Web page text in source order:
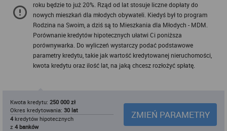
roku będzie to już 20%. Rząd od lat stosuje liczne dopłaty do
nowych mieszkań dla młodych obywateli. Kiedyś był to program
Rodzina na Swoim, a dziś są to Mieszkania dla Młodych - MDM.
Porównanie kredytów hipotecznych ułatwi Ci poniższa
porównywarka. Do wyliczeń wystarczy podać podstawowe
parametry kredytu, takie jak wartość kredytowanej nieruchomości,
kwota kredytu oraz ilość lat, na jaką chcesz rozłożyć spłatę.
Kwota kredytu: 250 000 zł
Okres kredytowania: 30 lat
4kredytów hipotecznych
z 4 banków
ZMIEŃ PARAMETRY